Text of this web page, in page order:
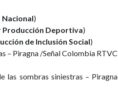
)
Producción Deportiva)
de Inclusión Social)
– Piragna /Señal Colombia RTVC
las sombras siniestras – Piragna